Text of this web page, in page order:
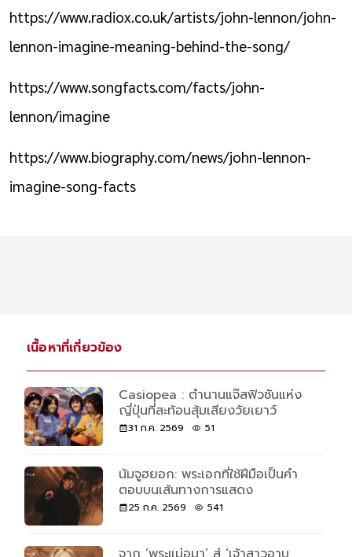
https://www.radiox.co.uk/artists/john-lennon/john-
lennon-imagine-meaning-behind-the-song/
https://www.songfacts.com/facts/john-
lennon/imagine
https://www.biography.com/news/john-lennon-
imagine-song-facts
เนื้อหาที่เกี่ยวข้อง
Casiopea : ตำนานแจ๊สฟิวชันแห่ง
ญี่ปุ่นที่สะท้อนสุ้มเสียงวัยเยาว์
31 ก.ค. 2569 51
นัมจูฮยอก: พระเอกที่ใช้ฝีมือเป็นคำ
ตอบบนเส้นทางการแสดง
25 ก.ค. 2569 541